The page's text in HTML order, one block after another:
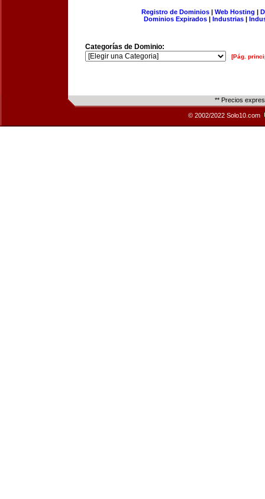
Registro de Dominios| Web Hosting |
Dominios Expirados | Industrias |
Categorías de Dominio:
[Pág.
** Precios
© 2002/2022 Solo10.com